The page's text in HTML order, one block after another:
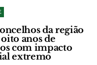
da região
anos de
com impacto
extremo